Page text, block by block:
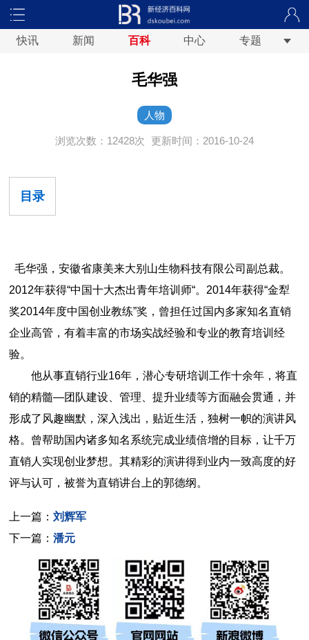
快讯 新闻 百科 中心 专题
毛华强
人物
浏览次数：12428次 更新时间：2016-10-24
目录
毛华强，安徽省康美来大别山生物科技有限公司副总裁。
2012年获得“中国十大杰出青年培训师“。2014年获得“金犁
奖2014年度中国创业教练”奖，曾担任过国内多家知名直销
企业高管，有着丰富的市场实战经验和专业的教育培训经
验。
他从事直销行业16年，潜心专研培训工作十余年，将直
销的精髓—团队建设、管理、提升业绩等方面融会贯通，并
形成了风趣幽默，深入浅出，贴近生活，独树一帜的演讲风
格。曾帮助国内诸多知名系统完成业绩倍增的目标，让千万
直销人实现创业梦想。其精彩的演讲得到业内一致高度的好
评与认可，被誉为直销讲台上的郭德纲。
上一篇：刘辉军
下一篇：潘元